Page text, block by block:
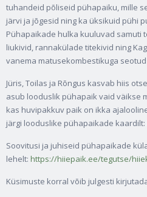
tuhandeid põliseid pühapaiku, mille
järvi ja jõgesid ning ka üksikuid pühi
Pühapaikade hulka kuuluvad samuti
liukivid, rannakülade titekivid ning
vanema matusekombestikuga
Jüris, Toilas ja Rõngus kasvab hiis
asub looduslik pühapaik vaid väikse
kas huvipakkuv paik on ikka
järgi looduslike pühapaikade kaardilt:
Soovitusi ja juhiseid pühapaikade
lehelt: https://hiiepaik.ee/tegutse/
Küsimuste korral võib julgesti